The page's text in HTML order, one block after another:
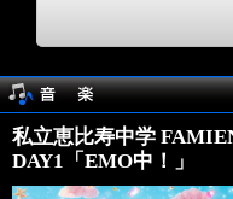
私立恵比寿中学
DAY1「EMO中！」